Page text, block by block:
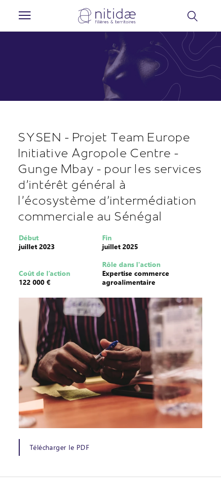
SYSEN - Projet Team Europe
Initiative Agropole Centre -
Gunge Mbay - pour les services
d’intérêt général à
l’écosystème d'intermédiation
commerciale au Sénégal
Début
juillet 2023
Fin
juillet 2025
Coût de l’action
122 000 €
Rôle dans l'action
Expertise commerce
agroalimentaire
Télécharger le PDF
Panneau de gestion des cookies